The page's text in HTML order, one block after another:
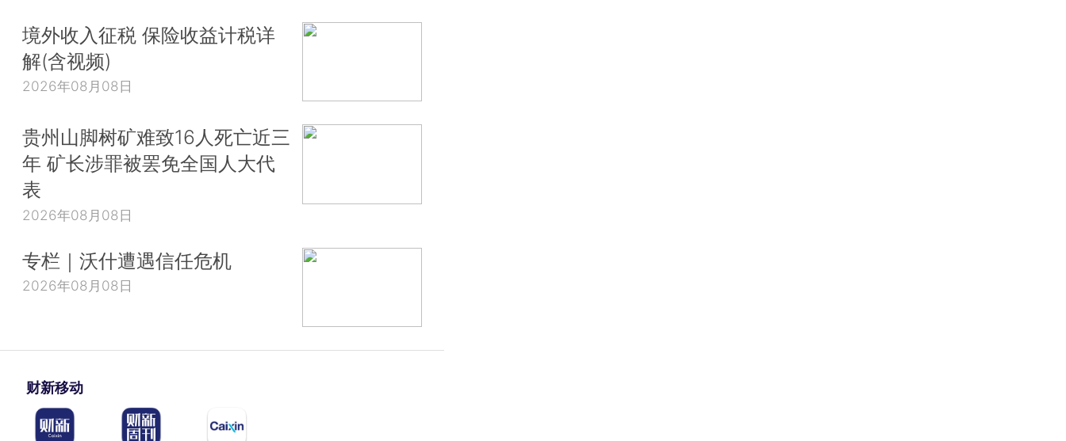
境外收入征税 保险收益计税详
解(含视频)
2026年08月08日
贵州山脚树矿难致16人死亡近三
年 矿长涉罪被罢免全国人大代
表
2026年08月08日
专栏｜沃什遭遇信任危机
2026年08月08日
财新移动